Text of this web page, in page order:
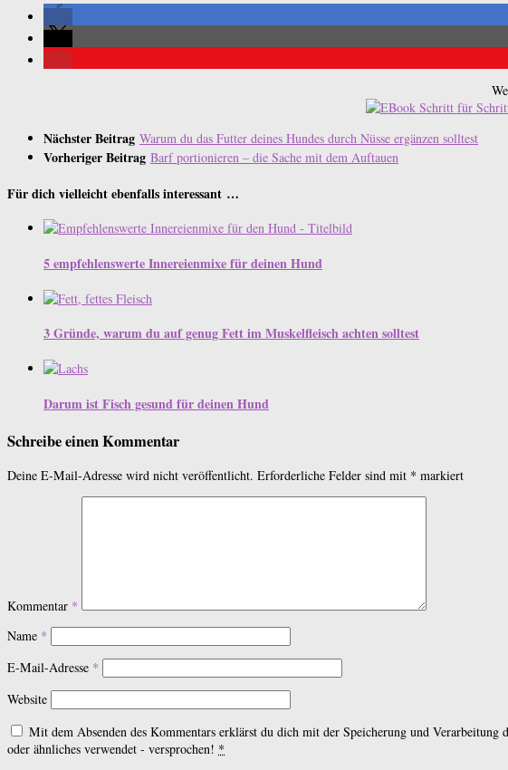
Nächster Beitrag Warum du das Futter deines Hundes durch Nüsse ergänzen solltest
Vorheriger Beitrag Barf portionieren – die Sache mit dem Auftauen
Für dich vielleicht ebenfalls interessant …
5 empfehlenswerte Innereienmixe für deinen Hund
3 Gründe, warum du auf genug Fett im Muskelfleisch achten solltest
Darum ist Fisch gesund für deinen Hund
Schreibe einen Kommentar
Deine E-Mail-Adresse wird nicht veröffentlicht. Erforderliche Felder sind mit * markiert
Kommentar *
Name *
E-Mail-Adresse *
Website
Mit dem Absenden des Kommentars erklärst du dich mit der Speicherung und
oder ähnliches verwendet - versprochen! *